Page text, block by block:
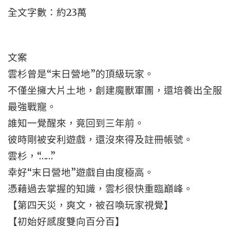
全文字數：約23萬
文案
雲杉曾是“末日營地”的頂級玩家。
不僅坐擁大片土地，創建魔獸軍團，還培養出全服
最強戰寵。
誰知一覺醒來，竟回到三年前。
彼時剛被安利遊戲，還沒來得及註冊帳號。
雲杉，“……”
幸好“末日營地”遊戲自由度極高。
憑藉過去掌握的知識，雲杉很快重臨巔峰。
【第四天災，爽文，被召喚玩家視覺】
【初始好感度雙向百分百】